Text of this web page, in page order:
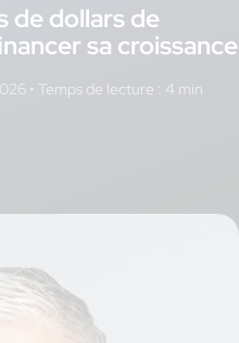
de dollars de
sa croissance
•